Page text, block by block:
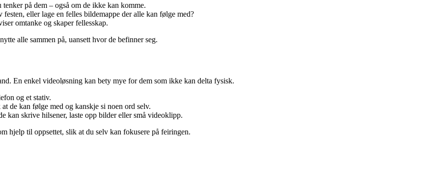
på dem – også om de ikke kan komme.
festen, eller lage en felles bildemappe der alle kan følge med?
omtanke og skaper fellesskap.
alle sammen på, uansett hvor de befinner seg.
En enkel videoløsning kan bety mye for dem som ikke kan delta fysisk.
og et stativ.
de kan følge med og kanskje si noen ord selv.
kan skrive hilsener, laste opp bilder eller små videoklipp.
hjelp til oppsettet, slik at du selv kan fokusere på feiringen.